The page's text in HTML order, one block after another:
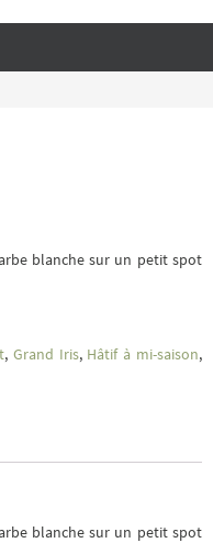
blanche sur un petit spot
, Grand Iris, Hâtif à mi-saison,
blanche sur un petit spot